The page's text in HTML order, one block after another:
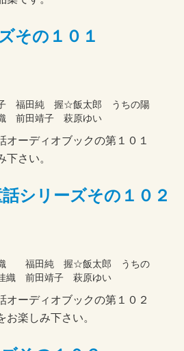
その１０１
福田純 握☆飯太郎 うちの陽
前田靖子 萩原ゆい
ーディオブックの第１０１
さい。
シリーズその１０２
織 福田純 握☆飯太郎 うちの
織 前田靖子 萩原ゆい
ーディオブックの第１０２
楽しみ下さい。